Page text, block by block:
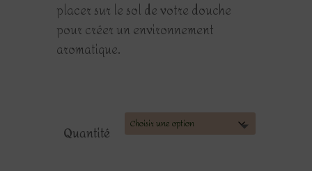
placer sur le sol de votre douche
pour créer un environnement
aromatique.
Quantité